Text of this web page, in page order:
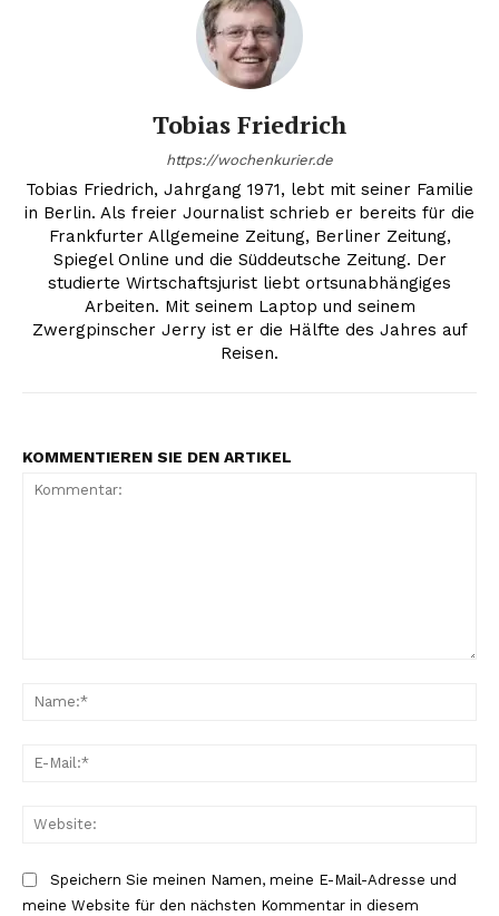
Tobias Friedrich
https://wochenkurier.de
Tobias Friedrich, Jahrgang 1971, lebt mit seiner Familie
in Berlin. Als freier Journalist schrieb er bereits für die
Frankfurter Allgemeine Zeitung, Berliner Zeitung,
Spiegel Online und die Süddeutsche Zeitung. Der
studierte Wirtschaftsjurist liebt ortsunabhängiges
Arbeiten. Mit seinem Laptop und seinem
Zwergpinscher Jerry ist er die Hälfte des Jahres auf
Reisen.
KOMMENTIEREN SIE DEN ARTIKEL
Speichern Sie meinen Namen, meine E-Mail-Adresse und
meine Website für den nächsten Kommentar in diesem